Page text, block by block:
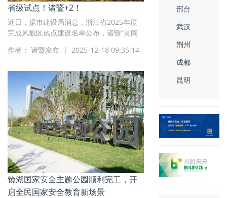
省级试点！诸暨+2！
近日，据市建设局消息，浙江省2025年度
完成风貌区试点建设名单公布，诸暨“灵阆
试点片区成功入选，被正式命名为省级“新
时代富春山居图”风貌区。
作者： 诸暨发布 | 2025-12-18 09:35:14
镜湖国家安全主题公园顺利完工，开
启全民国家安全教育新场景
邢台
武汉
荆州
成都
昆明